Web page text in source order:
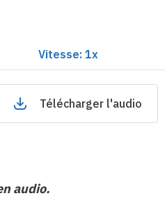
Vitesse: 1x
Télécharger l'audio
audio.